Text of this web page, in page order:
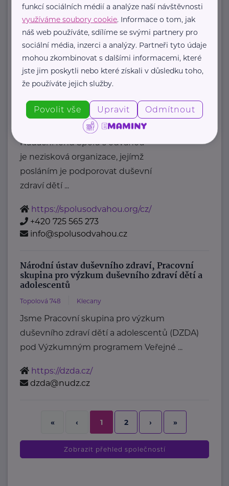
oznamovatelů
: Mgr. ...
https://www.msmt.cz/
posta@msmt.cz
Nadační fond Spolu s odvahou
Mladá Boleslav
Nadační fond Spolu s odvahou
je nezisková organizace, jejímž
posláním je podporovat duševní
zdraví dětí ...
https://spolusodvahou.org/cz/
+420 725 565 273
info@spolusodvahou.cz
Národní ústav duševního zdraví, Pracovní
skupina pro výzkum duševního zdraví dětí a
adolescentů
Topolová 748 Klecany
Jsme Pracovní skupina pro výzkum
duševního zdraví dětí a adolescentů (DZDA)
pod Výzkumným programem Veřejné ...
https://dzda.cz/
dzda@nudz.cz
« ‹ 1 2 › »
Zobrazit přehled společností
funkcí sociálních médií a analýze naší návštěvnosti
využíváme soubory cookie. Informace o tom, jak
náš web používáte, sdílíme se svými partnery pro
sociální média, inzerci a analýzy. Partneři tyto údaje
mohou zkombinovat s dalšími informacemi, které
jste jim poskytli nebo které získali v důsledku toho,
že používáte jejich služby.
Povolit vše Upravit Odmítnout